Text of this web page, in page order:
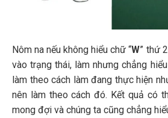
Nôm na nếu không hiểu chữ “W” thứ
vào trạng thái, làm nhưng chẳng
làm theo cách làm đang thực hiện
nên làm theo cách đó. Kết quả có
mong đợi và chúng ta cũng chẳng